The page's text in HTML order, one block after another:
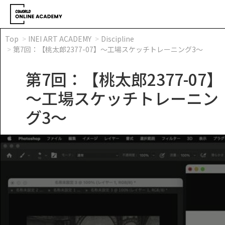
Top INEI ART ACADEMY
Discipline
第7回：【桃太郎2377-07】～工場スケッチトレーニング3～
第7回：【桃太郎2377-07】
～工場スケッチトレーニン
グ3～